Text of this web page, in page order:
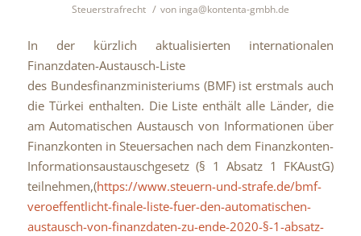
Steuerstrafrecht / von inga@kontenta-gmbh.de
In der kürzlich aktualisierten internationalen
Finanzdaten-Austausch-Liste
des Bundesfinanzministeriums (BMF) ist erstmals auch
die Türkei enthalten. Die Liste enthält alle Länder, die
am Automatischen Austausch von Informationen über
Finanzkonten in Steuersachen nach dem Finanzkonten-
Informationsaustauschgesetz (§ 1 Absatz 1 FKAustG)
teilnehmen,(https://www.steuern-und-strafe.de/bmf-
veroeffentlicht-finale-liste-fuer-den-automatischen-
austausch-von-finanzdaten-zu-ende-2020-§-1-absatz-